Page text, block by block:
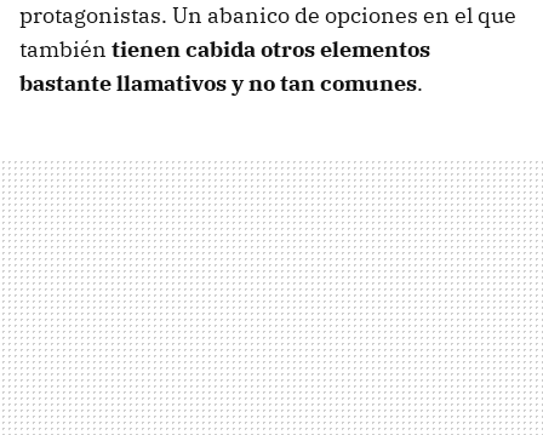
protagonistas. Un abanico de opciones en el que
también tienen cabida otros elementos
bastante llamativos y no tan comunes.